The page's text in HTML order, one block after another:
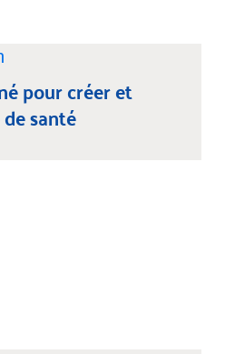
pour créer et
santé